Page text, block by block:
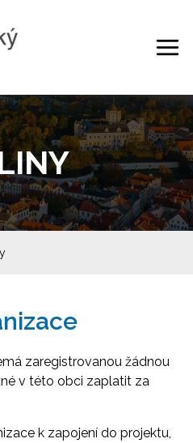
zaregistrovanou žádnou
v této obci zaplatit za
k zapojení do projektu,